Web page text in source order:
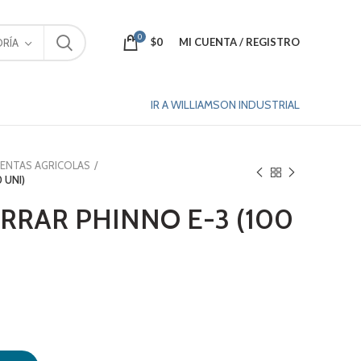
0 $0 MI CUENTA / REGISTRO
IR A WILLIAMSON INDUSTRIAL
AGRICOLAS
UNI)
PHINNO E-3 (100